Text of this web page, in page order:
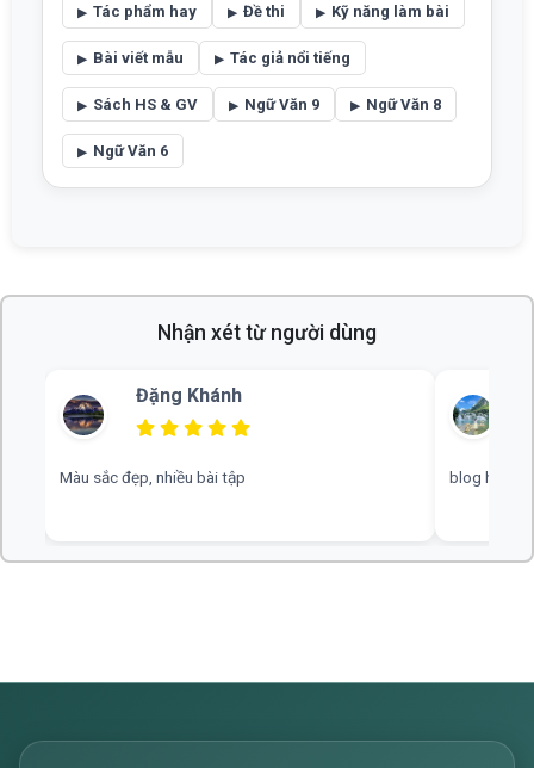
Tác phẩm hay Đề thi Kỹ năng làm bài
Bài viết mẫu Tác giả nổi tiếng
Sách HS & GV Ngữ Văn 9 Ngữ Văn 8
Ngữ Văn 6
Nhận xét từ người dùng
Đặng Khánh
đẹp, nhiều bài tập
Bùi Thu
blog hay, chuyên